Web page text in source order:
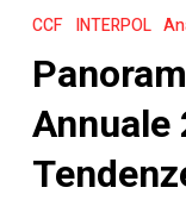
del
Annuale
2022
CCF:
CCF INTERPOL
Annuale